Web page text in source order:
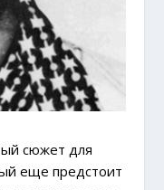
сюжет для
еще предстоит